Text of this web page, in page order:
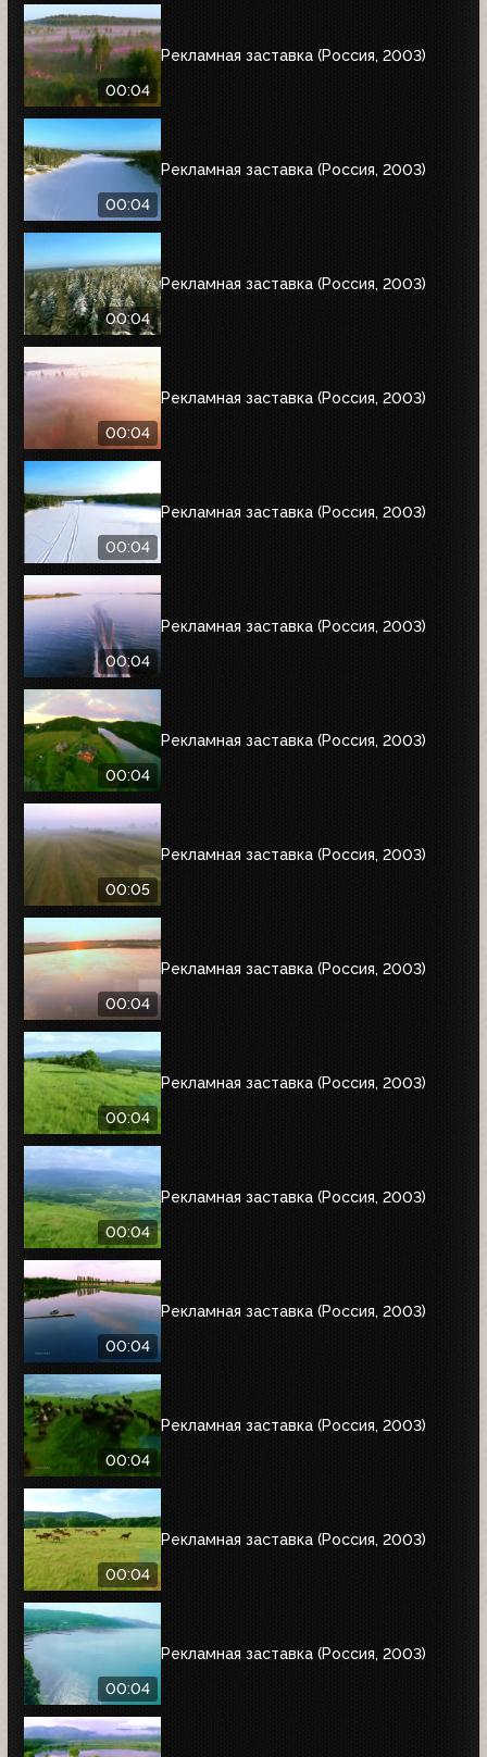
00:04
Рекламная заставка (Россия, 2003)
00:04
Рекламная заставка (Россия, 2003)
00:04
Рекламная заставка (Россия, 2003)
00:04
Рекламная заставка (Россия, 2003)
00:04
Рекламная заставка (Россия, 2003)
00:04
Рекламная заставка (Россия, 2003)
00:04
Рекламная заставка (Россия, 2003)
00:05
Рекламная заставка (Россия, 2003)
00:04
Рекламная заставка (Россия, 2003)
00:04
Рекламная заставка (Россия, 2003)
00:04
Рекламная заставка (Россия, 2003)
00:04
Рекламная заставка (Россия, 2003)
00:04
Рекламная заставка (Россия, 2003)
00:04
Рекламная заставка (Россия, 2003)
00:04
Рекламная заставка (Россия, 2003)